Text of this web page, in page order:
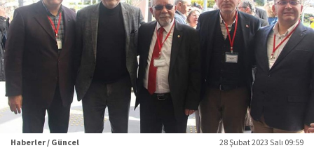
Haberler / Güncel 28 Şubat 2023 Salı 09:59